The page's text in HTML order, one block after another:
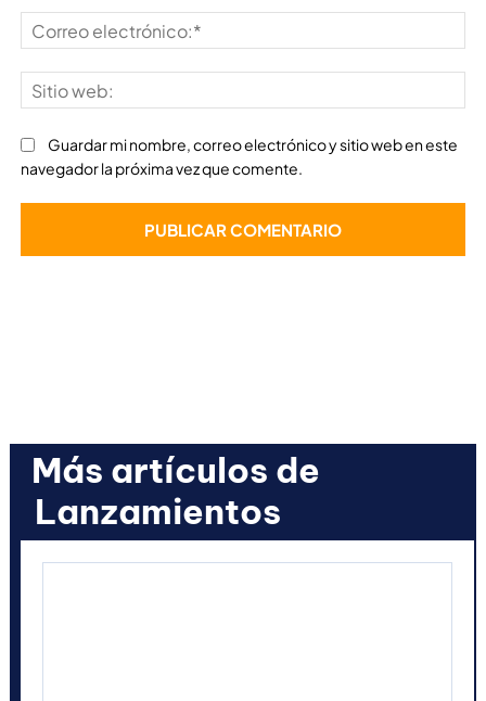
Guardar mi nombre, correo electrónico y sitio web en este
navegador la próxima vez que comente.
Más artículos de
Lanzamientos